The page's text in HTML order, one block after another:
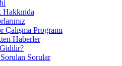
Çalışma Programı
Haberler
Sorulan Sorular